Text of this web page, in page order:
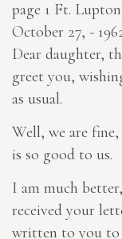
page 1 Ft.
October 27, -
Dear daughter,
greet you,
as usual.
Well, we are
is so good to us.
I am much
received your
written to you to